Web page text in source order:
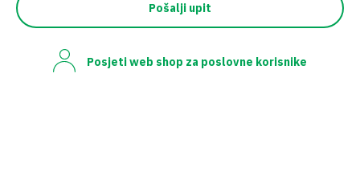
Pošalji upit
Posjeti web shop za poslovne korisnike